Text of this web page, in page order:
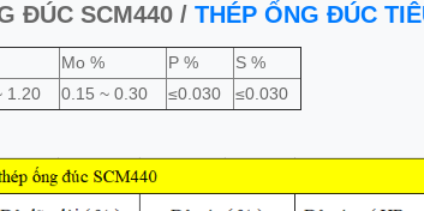
ĐÚC SCM440 / THÉP ỐNG ĐÚC
Mo % P %
S %
1.20 0.15 ~ 0.30 ≤0.030
≤0.030